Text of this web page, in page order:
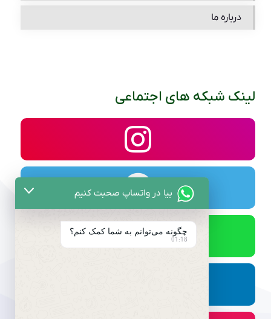
درباره ما
لینک شبکه های اجتماعی
بیا در واتساپ صحبت کنیم
چگونه می‌توانم به شما کمک کنم؟
01:18